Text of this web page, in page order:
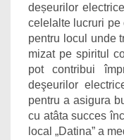
deșeurilor
celelalte lucruri pe
pentru locul unde
mizat pe spiritul
pot contribui
deşeurilor
pentru a asigura
cu atâta succes
local „Datina” a